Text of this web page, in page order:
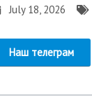
July 18, 2026
Наш телеграм